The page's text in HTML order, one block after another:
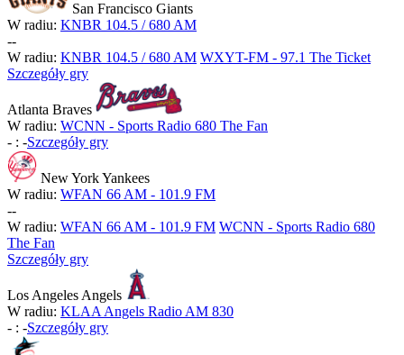
San Francisco Giants
W radiu: KNBR 104.5 / 680 AM
--
W radiu: KNBR 104.5 / 680 AM WXYT-FM - 97.1 The Ticket
Szczegóły gry
Atlanta Braves
W radiu: WCNN - Sports Radio 680 The Fan
- : -Szczegóły gry
New York Yankees
W radiu: WFAN 66 AM - 101.9 FM
--
W radiu: WFAN 66 AM - 101.9 FM WCNN - Sports Radio 680
The Fan
Szczegóły gry
Los Angeles Angels
W radiu: KLAA Angels Radio AM 830
- : -Szczegóły gry